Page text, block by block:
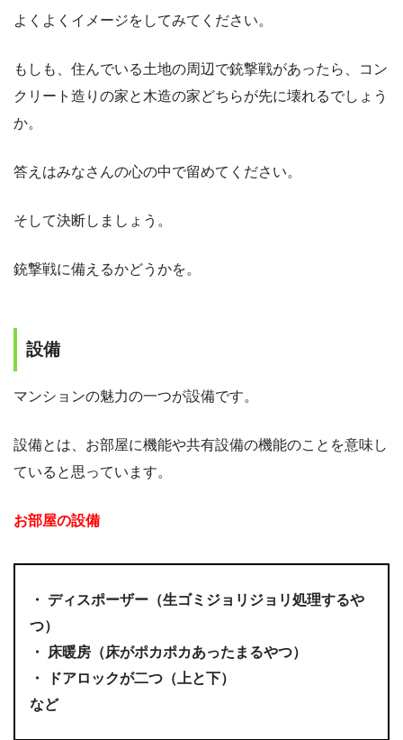
よくよくイメージをしてみてください。
もしも、住んでいる土地の周辺で銃撃戦があったら、コン
クリート造りの家と木造の家どちらが先に壊れるでしょう
か。
答えはみなさんの心の中で留めてください。
そして決断しましょう。
銃撃戦に備えるかどうかを。
設備
マンションの魅力の一つが設備です。
設備とは、お部屋に機能や共有設備の機能のことを意味し
ていると思っています。
お部屋の設備
・ ディスポーザー（生ゴミジョリジョリ処理するや
つ）
・ 床暖房（床がポカポカあったまるやつ）
・ ドアロックが二つ（上と下）
など